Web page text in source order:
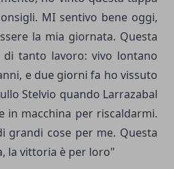
MI sentivo bene oggi,
la mia giornata. Questa
tanto lavoro: vivo lontano
e due giorni fa ho vissuto
Stelvio quando Larrazabal
in macchina per riscaldarmi.
grandi cose per me. Questa
la vittoria è per loro"